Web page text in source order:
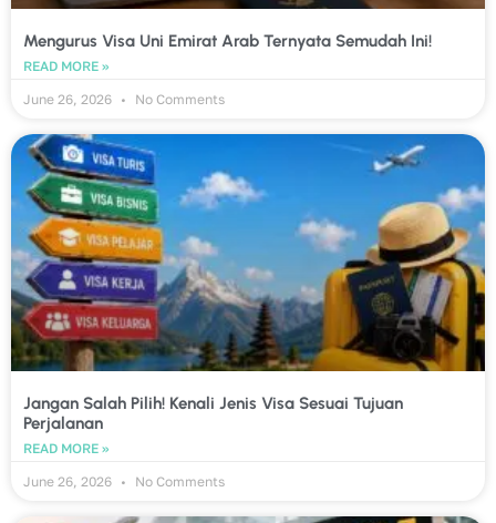
Mengurus Visa Uni Emirat Arab Ternyata Semudah Ini!
READ MORE »
June 26, 2026
No Comments
Jangan Salah Pilih! Kenali Jenis Visa Sesuai Tujuan
Perjalanan
READ MORE »
June 26, 2026
No Comments